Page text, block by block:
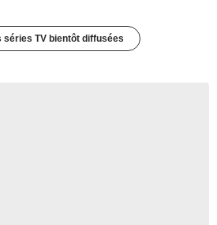
séries TV bientôt diffusées